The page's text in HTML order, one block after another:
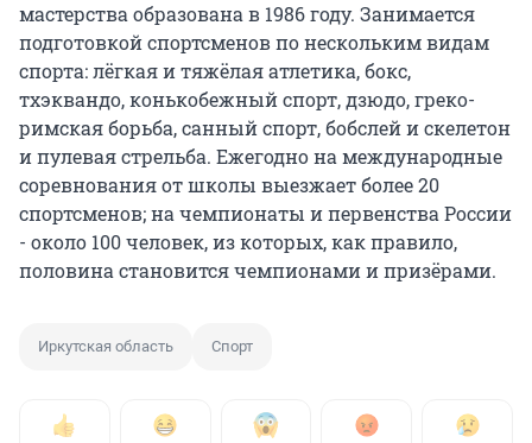
мастерства образована в 1986 году. Занимается
подготовкой спортсменов по нескольким видам
спорта: лёгкая и тяжёлая атлетика, бокс,
тхэквандо, конькобежный спорт, дзюдо, греко-
римская борьба, санный спорт, бобслей и скелетон
и пулевая стрельба. Ежегодно на международные
соревнования от школы выезжает более 20
спортсменов; на чемпионаты и первенства России
- около 100 человек, из которых, как правило,
половина становится чемпионами и призёрами.
Иркутская область Спорт